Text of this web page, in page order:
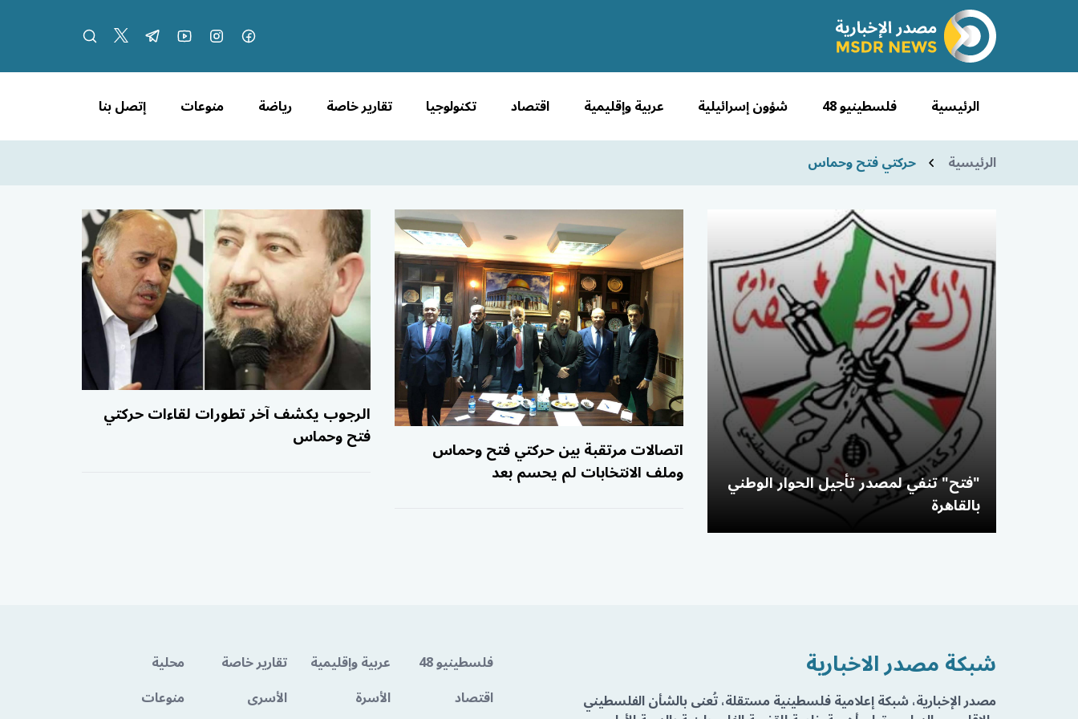
الرئيسية فلسطينيو 48 شؤون إسرائيلية عربية وإقليمية اقتصاد تكنولوجيا تقارير خاصة رياضة منوعات إتصل بنا
الرئيسية حركتي فتح وحماس
"فتح" تنفي لمصدر تأجيل الحوار الوطني
بالقاهرة
اتصالات مرتقبة بين حركتي فتح وحماس
وملف الانتخابات لم يحسم بعد
الرجوب يكشف آخر تطورات لقاءات حركتي
فتح وحماس
شبكة مصدر الاخبارية
مصدر الإخبارية، شبكة إعلامية فلسطينية مستقلة، تُعنى بالشأن الفلسطيني
فلسطينيو 48 عربية وإقليمية تقارير خاصة
محلية
اقتصاد
الأسرة الأسرى منوعات